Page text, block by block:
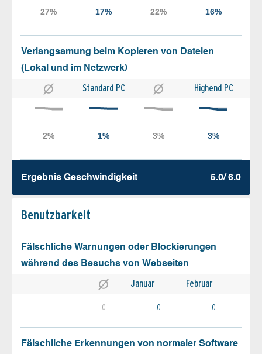
Verlangsamung beim Kopieren von Dateien
(Lokal und im Netzwerk)
Standard PC Highend PC
Ergebnis Geschw­indigkeit 5.0/ 6.0
Benutz­barkeit
Fälschliche Warnungen oder Blockierungen
während des Besuchs von Webseiten
Januar Februar
0 0 0
Fälschliche Erkennungen von normaler Software